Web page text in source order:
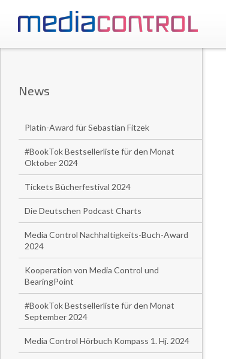
News
Platin-Award für Sebastian Fitzek
#BookTok Bestsellerliste für den Monat
Oktober 2024
Tickets Bücherfestival 2024
Die Deutschen Podcast Charts
Media Control Nachhaltigkeits-Buch-Award
2024
Kooperation von Media Control und
BearingPoint
#BookTok Bestsellerliste für den Monat
September 2024
Media Control Hörbuch Kompass 1. Hj. 2024